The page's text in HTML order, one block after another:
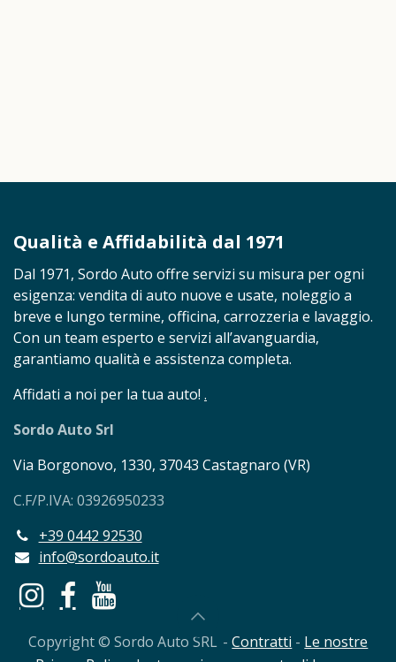
Qualità e Affidabilità dal 1971
Dal 1971, Sordo Auto offre servizi su misura per ogni
esigenza: vendita di auto nuove e usate, noleggio a
breve e lungo termine, officina, carrozzeria e lavaggio.
Con un team esperto e servizi all’avanguardia,
garantiamo qualità e assistenza completa.
Affidati a noi per la tua auto! .
Sordo Auto Srl
Via Borgonovo, 1330, 37043 Castagnaro (VR)
C.F/P.IVA: 03926950233
+39 0442 92530
info@sordoauto.it
Copyright © Sordo Auto SRL ​- ​Contratti ​ - ​ Le nostre